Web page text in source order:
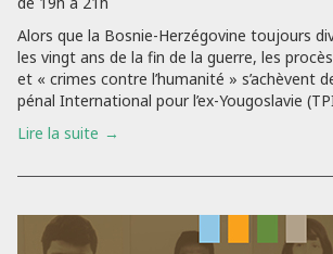
Alors que la Bosnie-Herzégovine toujours
les vingt ans de la fin de la guerre, les
et « crimes contre l’humanité » s’achèvent
pénal International pour l’ex-Yougoslavie
Lire la suite